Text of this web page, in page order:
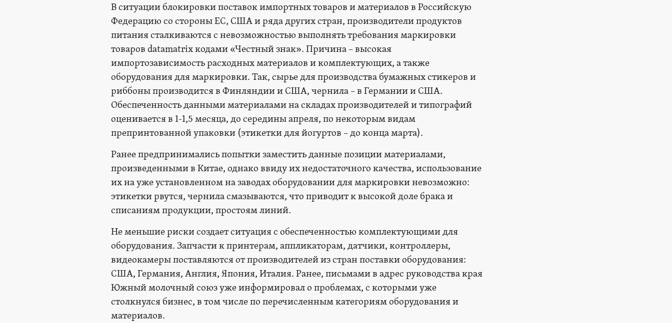
В ситуации блокировки поставок импортных товаров и материалов в Российскую
Федерацию со стороны ЕС, США и ряда других стран, производители продуктов
питания сталкиваются с невозможностью выполнять требования маркировки
товаров datamatrix кодами «Честный знак». Причина – высокая
импортозависимость расходных материалов и комплектующих, а также
оборудования для маркировки. Так, сырье для производства бумажных стикеров и
риббоны производится в Финляндии и США, чернила – в Германии и США.
Обеспеченность данными материалами на складах производителей и типографий
оценивается в 1-1,5 месяца, до середины апреля, по некоторым видам
препринтованной упаковки (этикетки для йогуртов – до конца марта).
Ранее предпринимались попытки заместить данные позиции материалами,
произведенными в Китае, однако ввиду их недостаточного качества, использование
их на уже установленном на заводах оборудовании для маркировки невозможно:
этикетки рвутся, чернила смазываются, что приводит к высокой доле брака и
списаниям продукции, простоям линий.
Не меньшие риски создает ситуация с обеспеченностью комплектующими для
оборудования. Запчасти к принтерам, аппликаторам, датчики, контроллеры,
видеокамеры поставляются от производителей из стран поставки оборудования:
США, Германия, Англия, Япония, Италия. Ранее, письмами в адрес руководства края
Южный молочный союз уже информировал о проблемах, с которыми уже
столкнулся бизнес, в том числе по перечисленным категориям оборудования и
материалов.